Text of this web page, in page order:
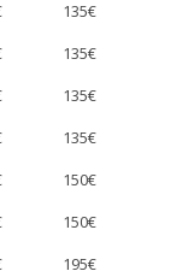
135€
135€
135€
135€
150€
150€
195€